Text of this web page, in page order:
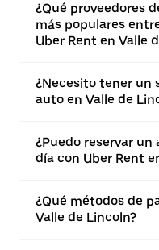
¿Qué proveedores
más populares
Uber Rent en Valle
¿Necesito tener un
auto en Valle de
¿Puedo reservar
día con Uber Rent
¿Qué métodos de
Valle de Lincoln?